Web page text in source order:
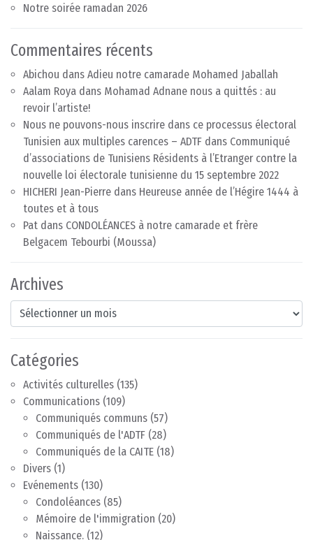
Notre soirée ramadan 2026
Commentaires récents
Abichou dans Adieu notre camarade Mohamed Jaballah
Aalam Roya dans Mohamad Adnane nous a quittés : au
revoir l’artiste!
Nous ne pouvons-nous inscrire dans ce processus électoral
Tunisien aux multiples carences – ADTF dans Communiqué
d’associations de Tunisiens Résidents à l’Etranger contre la
nouvelle loi électorale tunisienne du 15 septembre 2022
HICHERI Jean-Pierre dans Heureuse année de l’Hégire 1444 à
toutes et à tous
Pat dans CONDOLÉANCES à notre camarade et frère
Belgacem Tebourbi (Moussa)
Archives
Archives
Catégories
Activités culturelles (135)
Communications (109)
Communiqués communs (57)
Communiqués de l'ADTF (28)
Communiqués de la CAITE (18)
Divers (1)
Evénements (130)
Condoléances (85)
Mémoire de l'immigration (20)
Naissance. (12)